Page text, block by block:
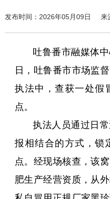
发布时间：2026年05月09日 来
吐鲁番市融媒体
日，吐鲁番市市场监
执法中，查获一处假
点。
执法人员通过日
报相结合的方式，锁
点。经现场核查，该
肥生产经营资质，从